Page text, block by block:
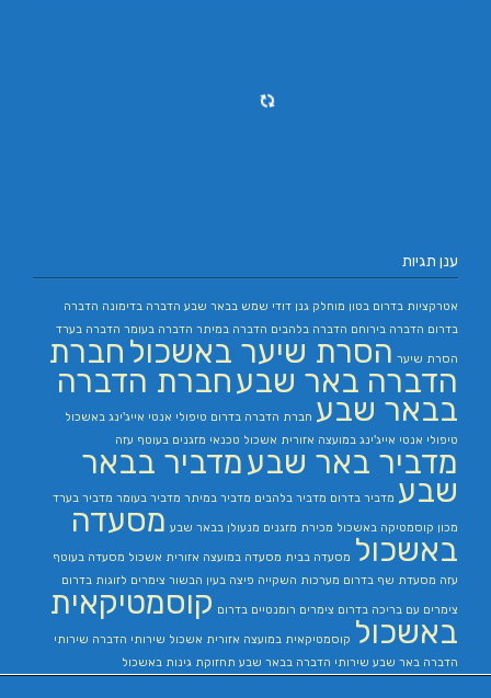
ענן תגיות
אטרקציות בדרום בטון מוחלק גנן דודי שמש בבאר שבע הדברה בדימונה הדברה
בדרום הדברה בירוחם הדברה בלהבים הדברה במיתר הדברה בעומר הדברה בערד
הסרת שיער הסרת שיער באשכול חברת
הדברה באר שבעחברת הדברה
בבאר שבע חברת הדברה בדרום טיפולי אנטי אייג'ינג באשכול
טיפולי אנטי אייג'ינג במועצה אזורית אשכול טכנאי מזגנים בעוטף עזה
מדביר באר שבעמדביר בבאר
שבע מדביר בדרום מדביר בלהבים מדביר במיתר מדביר בעומר מדביר בערד
מכון קוסמטיקה באשכול מכירת מזגנים מנעולן בבאר שבע מסעדה
באשכול מסעדה בבית מסעדה במועצה אזורית אשכול מסעדה בעוטף
עזה מסעדת שף בדרום מערכות השקייה פיצה בעין הבשור צימרים לזוגות בדרום
צימרים עם בריכה בדרום צימרים רומנטיים בדרום קוסמטיקאית
באשכול קוסמטיקאית במועצה אזורית אשכול שירותי הדברה שירותי
הדברה באר שבע שירותי הדברה בבאר שבע תחזוקת גינות באשכול